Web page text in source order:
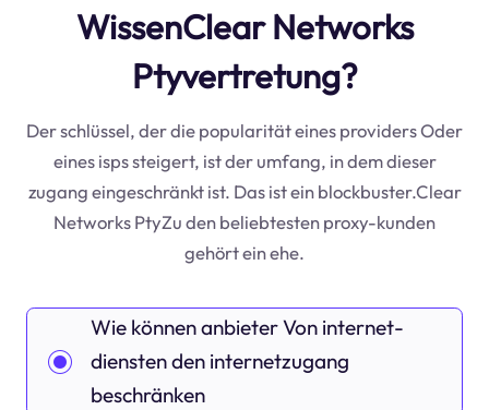
WissenClear Networks
Ptyvertretung?
Der schlüssel, der die popularität eines providers Oder
eines isps steigert, ist der umfang, in dem dieser
zugang eingeschränkt ist. Das ist ein blockbuster.Clear
Networks PtyZu den beliebtesten proxy-kunden
gehört ein ehe.
Wie können anbieter Von internet-
diensten den internetzugang
beschränken